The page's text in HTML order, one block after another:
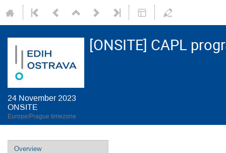
[ONSITE] CAPL
24 November 2023
ONSITE
Europe/Prague timezone
Event
Overview